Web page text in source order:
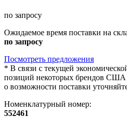
по запросу
Ожидаемое время поставки на
по запросу
Посмотреть предложения
* В связи с текущей
позиций некоторых брендов
о возможности поставки
Номенклатурный номер:
552461